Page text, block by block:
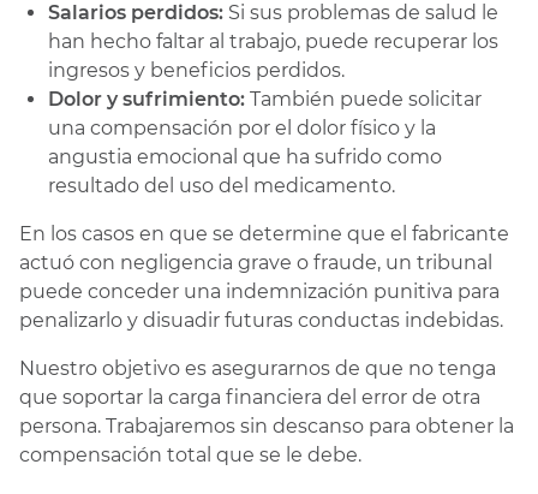
Salarios perdidos: Si sus problemas de salud le
han hecho faltar al trabajo, puede recuperar los
ingresos y beneficios perdidos.
Dolor y sufrimiento: También puede solicitar
una compensación por el dolor físico y la
angustia emocional que ha sufrido como
resultado del uso del medicamento.
En los casos en que se determine que el fabricante
actuó con negligencia grave o fraude, un tribunal
puede conceder una indemnización punitiva para
penalizarlo y disuadir futuras conductas indebidas.
Nuestro objetivo es asegurarnos de que no tenga
que soportar la carga financiera del error de otra
persona. Trabajaremos sin descanso para obtener la
compensación total que se le debe.